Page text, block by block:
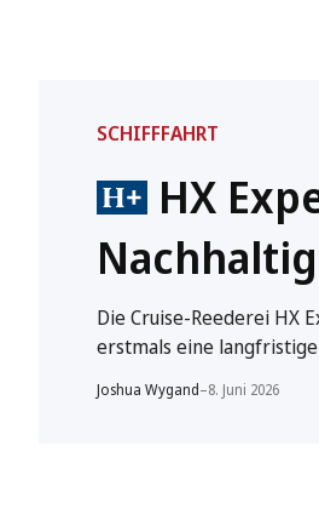
SCHIFFFAHRT
HX
Die Cruise-Reederei HX
erstmals eine
Joshua Wygand–8. Juni 2026